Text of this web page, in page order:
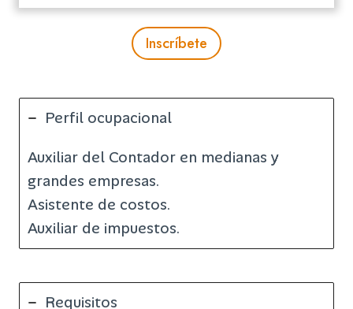
Inscríbete
Perfil ocupacional
Auxiliar del Contador en medianas y
grandes empresas.
Asistente de costos.
Auxiliar de impuestos.
Requisitos